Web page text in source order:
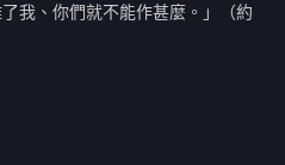
我、你們就不能作甚麼。」（約